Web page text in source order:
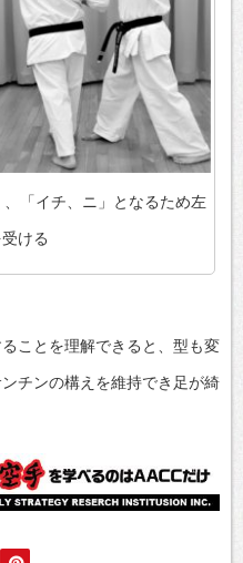
「イチ、ニ」となるため左
ける
ことを理解できると、型も変
チンの構えを維持でき足が綺